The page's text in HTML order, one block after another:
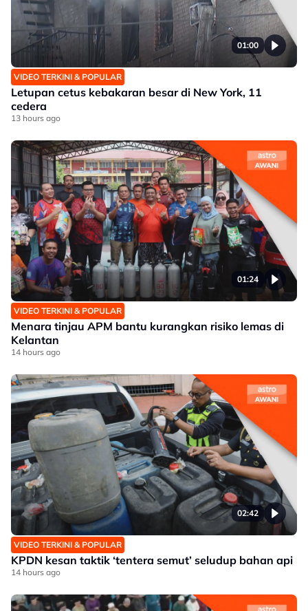
01:00
VIDEO TERKINI & POPULAR
Letupan cetus kebakaran besar di New York, 11
cedera
13 hours ago
01:24
VIDEO TERKINI & POPULAR
Menara tinjau APM bantu kurangkan risiko lemas di
Kelantan
14 hours ago
02:42
VIDEO TERKINI & POPULAR
KPDN kesan taktik ‘tentera semut’ seludup bahan api
14 hours ago